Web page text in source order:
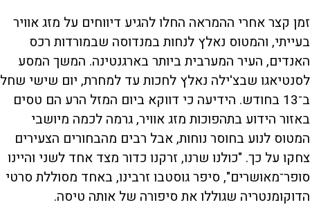
זמן קצר אחרי ההמראה החלו להגיע דיווחים על מזג אוויר
בעייתי, והמטוס נאלץ לנחות במנדוסה שבמורדות רכס
האנדים, העיר המערבית ביותר בארגנטינה. המשך המסע
לסנטיאגו שבצ'ילה נאלץ לחכות עד למחרת, יום שישי שחל
ב־13 בחודש. הידיעה כי דווקא ביום המזל הרע הם טסים
באזור הידוע בתהפוכות מזג אוויר, גרמה לכמה מיושבי
המטוס לנוע בחוסר נוחות, אבל רבים מהבחורים הצעירים
צחקו על כך. "כולנו שרנו, זרקנו כדור מצד אחד לשני והיינו
סופר־מאושרים", סיפר גוסטבו זרבינו, באחד מסוללת סרטי
הדוקומנטריה שגוללו את סיפורה של אותה טיסה.